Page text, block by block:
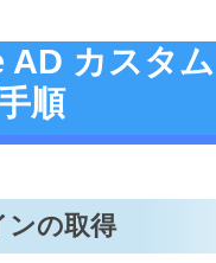
AD カスタ
順
ンの取得